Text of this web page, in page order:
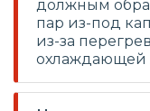
должным
пар из-под
из-за
охлаждающей